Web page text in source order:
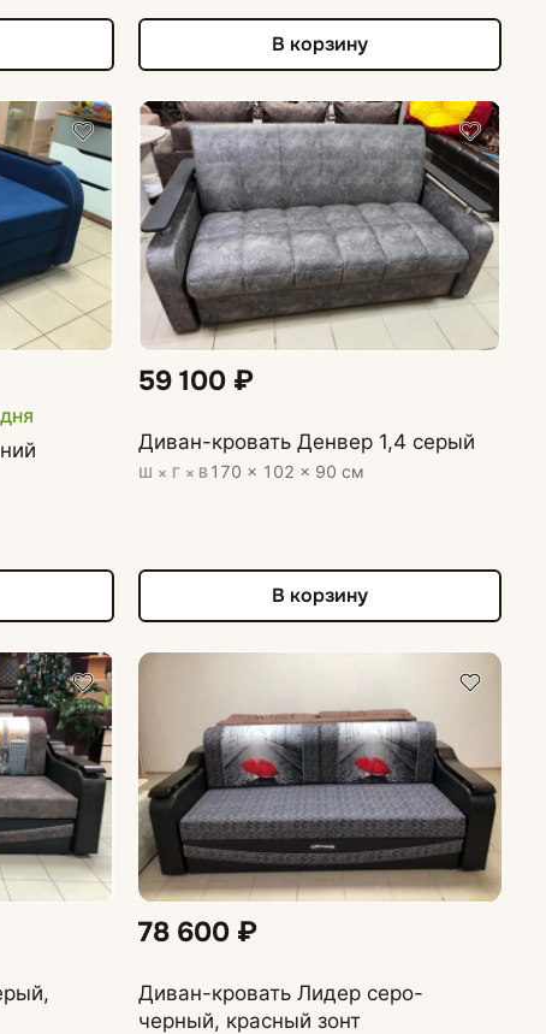
В корзину
59 100 ₽
Диван-кровать Денвер 1,4 серый
Ш × Г × В 170 × 102 × 90 см
В корзину
78 600 ₽
Диван-кровать Лидер серо-
черный, красный зонт